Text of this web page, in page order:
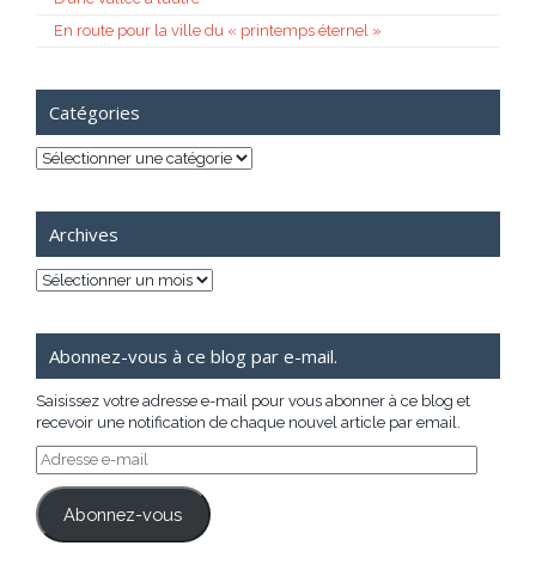
En route pour la ville du « printemps éternel »
Catégories
Catégories
Archives
Archives
Abonnez-vous à ce blog par e-mail.
Saisissez votre adresse e-mail pour vous abonner à ce blog et
recevoir une notification de chaque nouvel article par email.
Adresse
e-
mail
Abonnez-vous